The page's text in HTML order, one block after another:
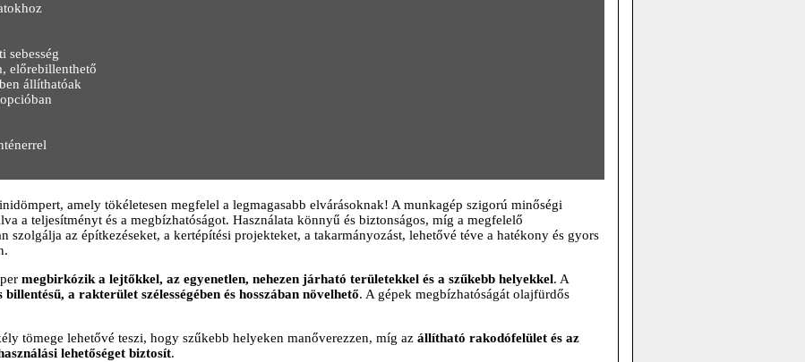
sebesség
előrebillenthető
állíthatóak
amely tökéletesen megfelel a legmagasabb elvárásoknak! A munkagép szigorú minőségi
a teljesítményt és a megbízhatóságot. Használata könnyű és biztonságos, míg a megfelelő
szolgálja az építkezéseket, a kertépítési projekteket, a takarmányozást, lehetővé téve a hatékony és gyors
megbirkózik a lejtőkkel, az egyenetlen, nehezen járható területekkel és a szűkebb helyekkel. A
a rakterület szélességében és hosszában növelhető. A gépek megbízhatóságát olajfürdős
tömege lehetővé teszi, hogy szűkebb helyeken manőverezzen, míg az állítható rakodófelület és az
lehetőséget biztosít.